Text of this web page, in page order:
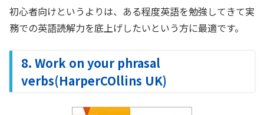
初心者向けというよりは、ある程度英語を勉強してきて実
務での英語読解力を底上げしたいという方に最適です。
8. Work on your phrasal
verbs(HarperCOllins UK)